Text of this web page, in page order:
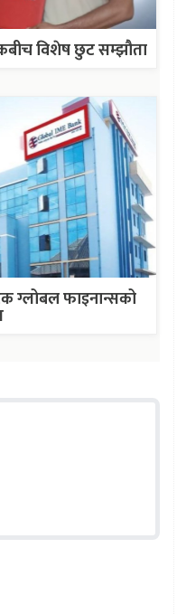
विशेष छुट सम्झौता
ग्लोबल फाइनान्सको